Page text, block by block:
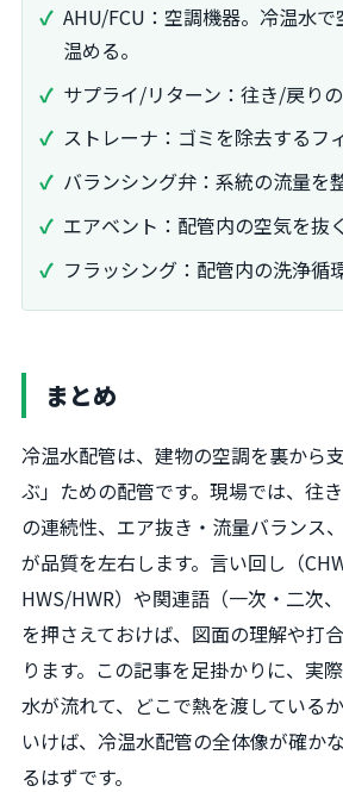
AHU/FCU：空調機器。冷温水で
温める。
サプライ/リターン：往き/戻りの
ストレーナ：ゴミを除去するフ
バランシング弁：系統の流量を
エアベント：配管内の空気を抜
フラッシング：配管内の洗浄循環
まとめ
冷温水配管は、建物の空調を裏から
ぶ」ための配管です。現場では、往
の連続性、エア抜き・流量バランス
が品質を左右します。言い回し（
HWS/HWR）や関連語（一次・二次
を押さえておけば、図面の理解や打
ります。この記事を足掛かりに、実
水が流れて、どこで熱を渡している
いけば、冷温水配管の全体像が確か
るはずです。